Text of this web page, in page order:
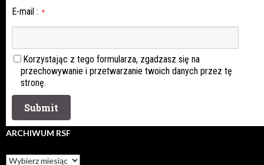
E-mail : *
Korzystając z tego formularza, zgadzasz się na
przechowywanie i przetwarzanie twoich danych przez tę
stronę.
ARCHIWUM RSF
Archiwum